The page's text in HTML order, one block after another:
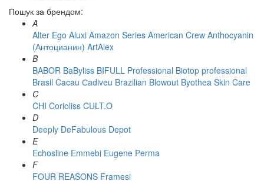
Пошук за брендом:
A
Alter Ego Aluxi Amazon Series American Crew Anthocyanin
(Антоцианин) ArtAlex
B
BABOR BaByliss BIFULL Professional Biotop professional
Brasil Cacau Сadiveu Brazilian Blowout Byothea Skin Care
C
CHI Corioliss CULT.O
D
Deeply DeFabulous Depot
E
Echosline Emmebi Eugene Perma
F
FOUR REASONS Framesi